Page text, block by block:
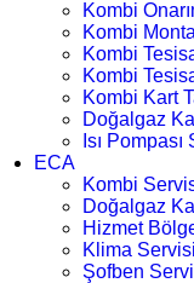
Kombi
Kombi
Kombi
Kombi
Kombi Kart
Doğalgaz
Isı Pompası
ECA
Kombi
Doğalgaz
Hizmet
Klima Servisi
Şofben